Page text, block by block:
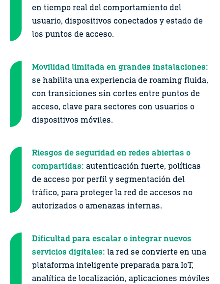
en tiempo real del comportamiento del
usuario, dispositivos conectados y estado de
los puntos de acceso.
Movilidad limitada en grandes instalaciones:
se habilita una experiencia de roaming fluida,
con transiciones sin cortes entre puntos de
acceso, clave para sectores con usuarios o
dispositivos móviles.
Riesgos de seguridad en redes abiertas o
compartidas: autenticación fuerte, políticas
de acceso por perfil y segmentación del
tráfico, para proteger la red de accesos no
autorizados o amenazas internas.
Dificultad para escalar o integrar nuevos
servicios digitales: la red se convierte en una
plataforma inteligente preparada para IoT,
analítica de localización, aplicaciones móviles